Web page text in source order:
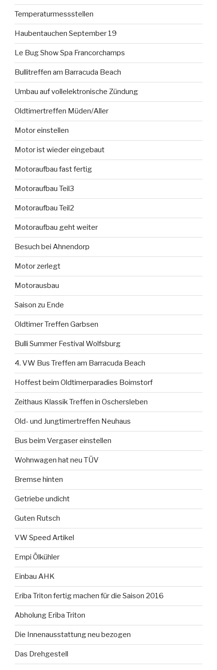
Temperaturmessstellen
Haubentauchen September 19
Le Bug Show Spa Francorchamps
Bullitreffen am Barracuda Beach
Umbau auf vollelektronische Zündung
Oldtimertreffen Müden/Aller
Motor einstellen
Motor ist wieder eingebaut
Motoraufbau fast fertig
Motoraufbau Teil3
Motoraufbau Teil2
Motoraufbau geht weiter
Besuch bei Ahnendorp
Motor zerlegt
Motorausbau
Saison zu Ende
Oldtimer Treffen Garbsen
Bulli Summer Festival Wolfsburg
4. VW Bus Treffen am Barracuda Beach
Hoffest beim Oldtimerparadies Boimstorf
Zeithaus Klassik Treffen in Oschersleben
Old- und Jungtimertreffen Neuhaus
Bus beim Vergaser einstellen
Wohnwagen hat neu TÜV
Bremse hinten
Getriebe undicht
Guten Rutsch
VW Speed Artikel
Empi Ölkühler
Einbau AHK
Eriba Triton fertig machen für die Saison 2016
Abholung Eriba Triton
Die Innenausstattung neu bezogen
Das Drehgestell